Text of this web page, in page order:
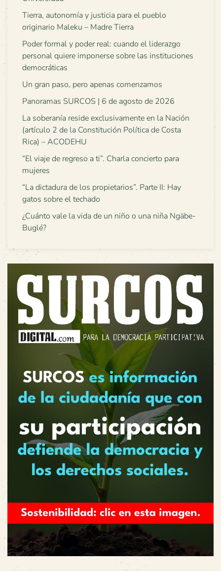
Tierra, autonomía y justicia para el pueblo
originario Maleku – Madre Tierra
Poder formal y poder real: cuando el liderazgo
personal quiere imponerse sobre las instituciones
democráticas
Un gran paso, pero apenas comenzamos
Panoramas SURCOS | 6 de agosto de 2026
La soberanía reside exclusivamente en la Nación
(artículo 2 de la Constitución Política de Costa
Rica) – ACODEHU
“El viaje de regreso a ti”. Charla concierto para
mujeres
“La dictadura de los propietarios”. Parte II: Hay
gatos sobre el techado
¿Cuánto vale la vida de un niño o una niña Ngäbe-
Buglé?